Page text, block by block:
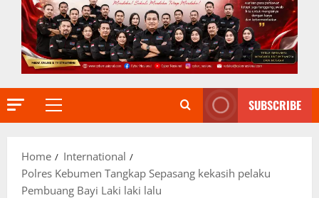
Primary
SUBSCRIBE
Home
International
Polres Kebumen Tangkap Sepasang kekasih pelaku
Pembuang Bayi Laki laki lalu